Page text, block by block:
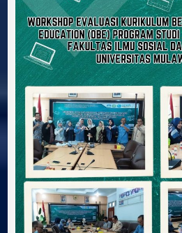
Studi
Administrasi
Publik
Fakultas
Ilmu
Sosial
dan
Ilmu
Politik
Universitas
Mulawarman